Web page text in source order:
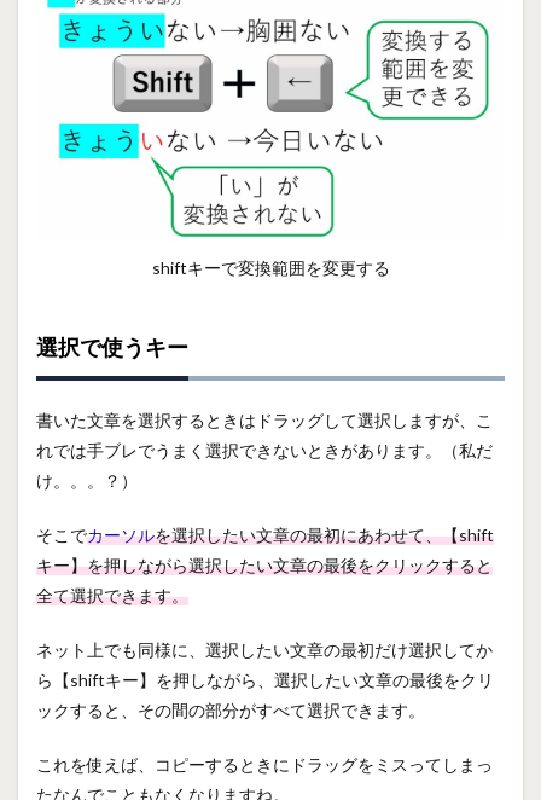
shiftキーで変換範囲を変更する
選択で使うキー
書いた文章を選択するときはドラッグして選択しますが、こ
れでは手ブレでうまく選択できないときがあります。（私だ
け。。。？）
そこでカーソルを選択したい文章の最初にあわせて、【shift
キー】を押しながら選択したい文章の最後をクリックすると
全て選択できます。
ネット上でも同様に、選択したい文章の最初だけ選択してか
ら【shiftキー】を押しながら、選択したい文章の最後をクリ
ックすると、その間の部分がすべて選択できます。
これを使えば、コピーするときにドラッグをミスってしまっ
たなんでこともなくなりますね。